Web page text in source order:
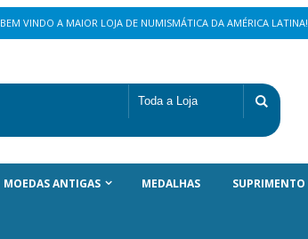
BEM VINDO A MAIOR LOJA DE NUMISMÁTICA DA AMÉRICA LATINA!
MOEDAS ANTIGAS MEDALHAS SUPRIMENTO